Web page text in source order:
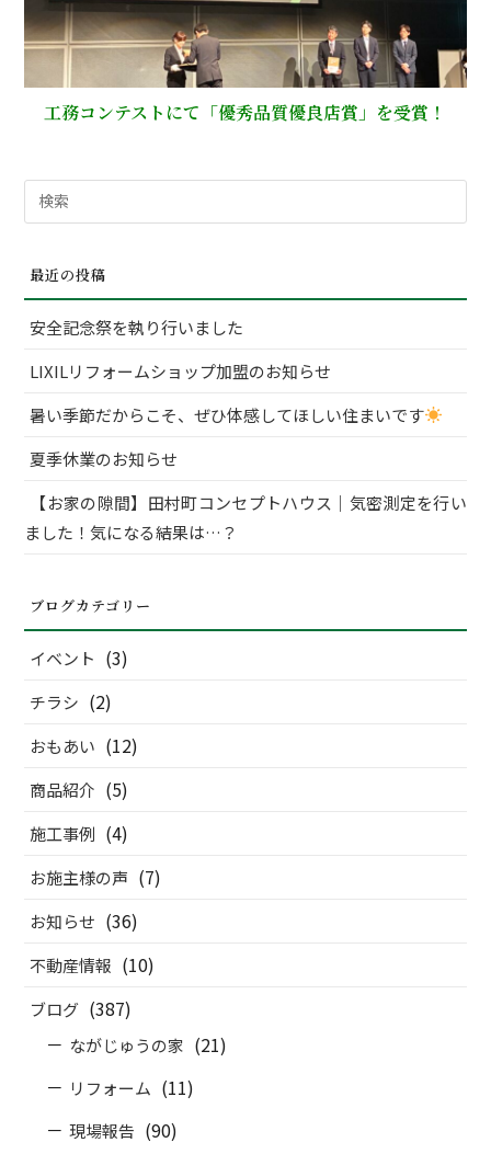
工務コンテストにて「優秀品質優良店賞」を受賞！
索
象:
最近の投稿
安全記念祭を執り行いました
LIXILリフォームショップ加盟のお知らせ
暑い季節だからこそ、ぜひ体感してほしい住まいです
夏季休業のお知らせ
【お家の隙間】田村町コンセプトハウス｜気密測定を行い
ました！気になる結果は…？
ブログカテゴリー
イベント (3)
チラシ (2)
おもあい (12)
商品紹介 (5)
施工事例 (4)
お施主様の声 (7)
お知らせ (36)
不動産情報 (10)
ブログ (387)
ながじゅうの家 (21)
リフォーム (11)
現場報告 (90)